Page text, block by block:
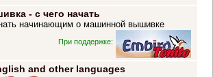
- с чего начать
начинающим о машинной вышивке
При поддержке:
and other languages